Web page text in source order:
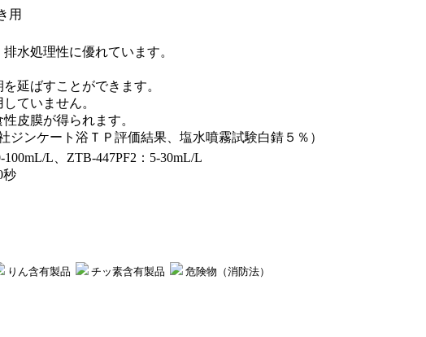
用
水処理性に優れています。
延ばすことができます。
ていません。
皮膜が得られます。
ジンケート浴ＴＰ評価結果、塩水噴霧試験白錆５％）
100mL/L、ZTB-447PF2：5-30mL/L
秒
りん含有製品 チッ素含有製品 危険物（消防法）